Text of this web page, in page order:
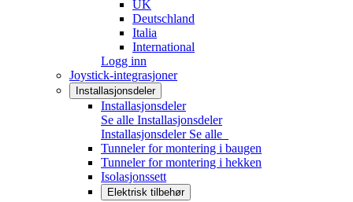
UK
Deutschland
Italia
International
Logg inn
Joystick-integrasjoner
Installasjonsdeler
Installasjonsdeler
Se alle Installasjonsdeler
Installasjonsdeler Se alle
Tunneler for montering i baugen
Tunneler for montering i hekken
Isolasjonssett
Elektrisk tilbehør